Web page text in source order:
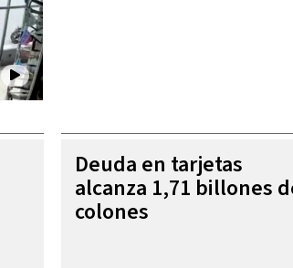
Deuda en tarjetas
alcanza 1,71 billones
colones